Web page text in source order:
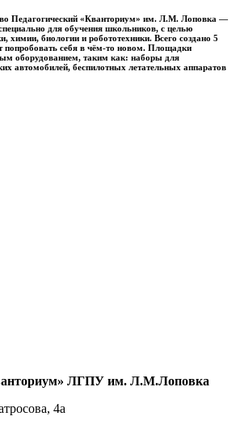
Педагогический «Кванториум» им. Л.М. Лоповка —
для обучения школьников, с целью
химии, биологии и робототехники. Всего создано 5
себя в чём-то новом. Площадки
оборудованием, таким как: наборы для
автомобилей, беспилотных летательных аппаратов
ЛГПУ им. Л.М.Лоповка
4а